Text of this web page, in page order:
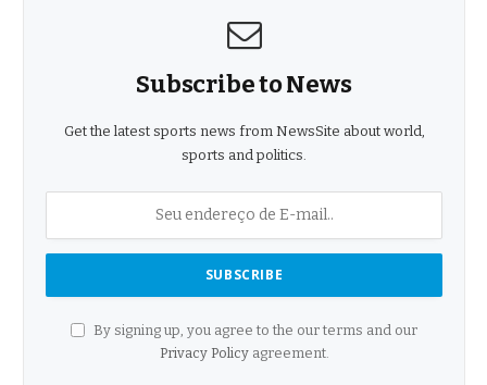
Subscribe to News
Get the latest sports news from NewsSite about world,
sports and politics.
By signing up, you agree to the our terms and our
Privacy Policyagreement.